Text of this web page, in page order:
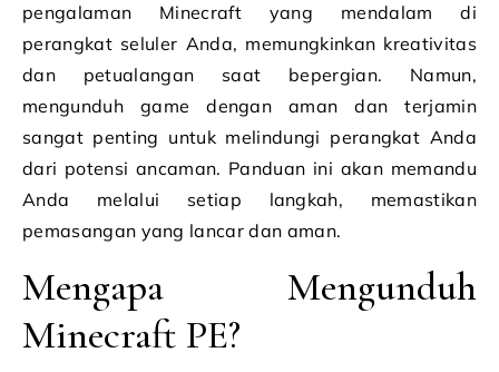
pengalaman Minecraft yang mendalam di
perangkat seluler Anda, memungkinkan kreativitas
dan petualangan saat bepergian. Namun,
mengunduh game dengan aman dan terjamin
sangat penting untuk melindungi perangkat Anda
dari potensi ancaman. Panduan ini akan memandu
Anda melalui setiap langkah, memastikan
pemasangan yang lancar dan aman.
Mengapa Mengunduh
Minecraft PE?